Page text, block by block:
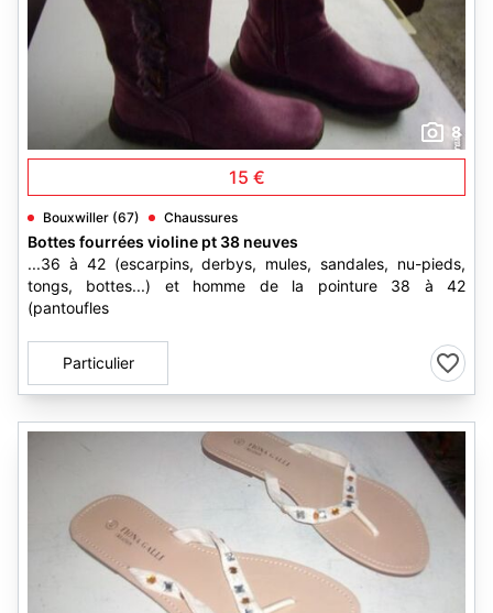
8
15 €
Bouxwiller (67) Chaussures
Bottes fourrées violine pt 38 neuves
...36 à 42 (escarpins, derbys, mules, sandales, nu-pieds,
tongs, bottes...) et homme de la pointure 38 à 42
(pantoufles
Particulier